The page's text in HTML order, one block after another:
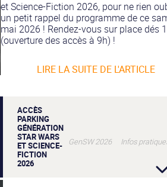
et Science-Fiction 2026, pour ne rien
un petit rappel du programme de ce
mai 2026 ! Rendez-vous sur place dés
(ouverture des accès à 9h) !
LIRE LA SUITE DE L'ARTICLE
ACCÈS
PARKING
GÉNÉRATION
STAR WARS
ET SCIENCE-
FICTION
2026
GenSW 2026 Infos